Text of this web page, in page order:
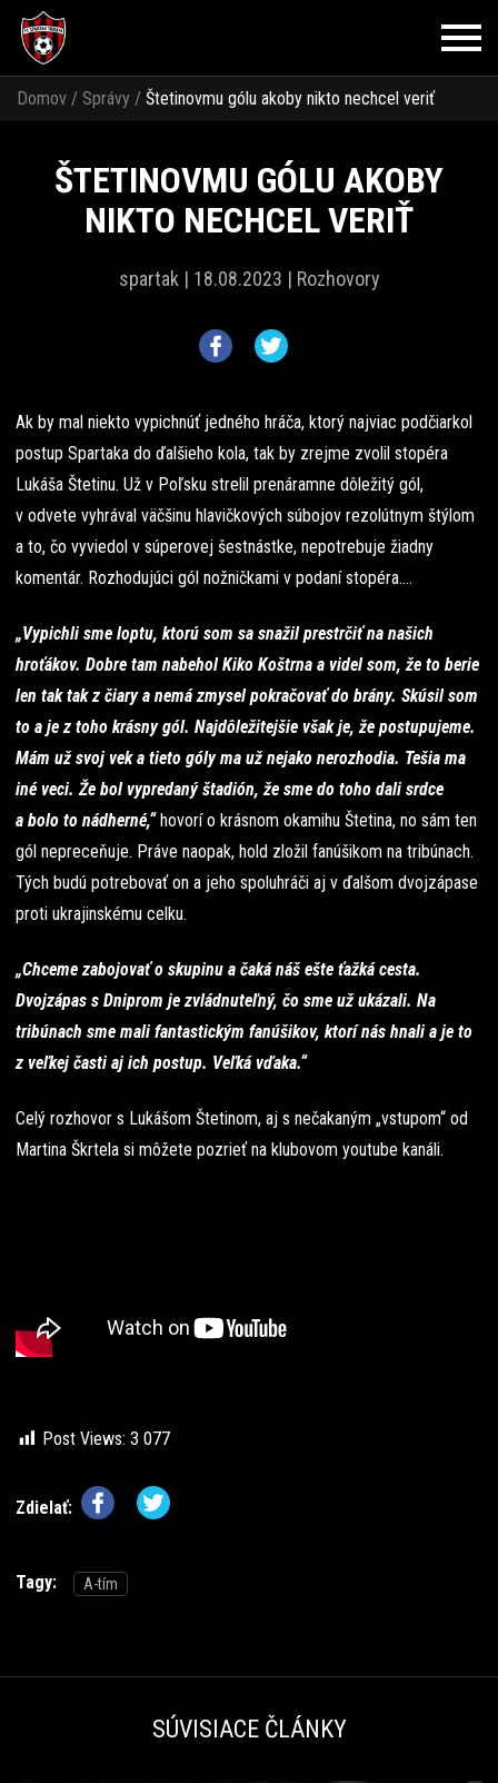
Domov / Správy / Štetinovmu gólu akoby nikto nechcel veriť
ŠTETINOVMU GÓLU AKOBY
NIKTO NECHCEL VERIŤ
spartak | 18.08.2023 | Rozhovory
Ak by mal niekto vypichnúť jedného hráča, ktorý najviac podčiarkol
postup Spartaka do ďalšieho kola, tak by zrejme zvolil stopéra
Lukáša Štetinu. Už v Poľsku strelil prenáramne dôležitý gól,
v odvete vyhrával väčšinu hlavičkových súbojov rezolútnym štýlom
a to, čo vyviedol v súperovej šestnástke, nepotrebuje žiadny
komentár. Rozhodujúci gól nožničkami v podaní stopéra….
„Vypichli sme loptu, ktorú som sa snažil prestrčiť na našich
hroťákov. Dobre tam nabehol Kiko Koštrna a videl som, že to berie
len tak tak z čiary a nemá zmysel pokračovať do brány. Skúsil som
to a je z toho krásny gól. Najdôležitejšie však je, že postupujeme.
Mám už svoj vek a tieto góly ma už nejako nerozhodia. Tešia ma
iné veci. Že bol vypredaný štadión, že sme do toho dali srdce
a bolo to nádherné,“hovorí o krásnom okamihu Štetina, no sám ten
gól nepreceňuje. Práve naopak, hold zložil fanúšikom na tribúnach.
Tých budú potrebovať on a jeho spoluhráči aj v ďalšom dvojzápase
proti ukrajinskému celku.
„Chceme zabojovať o skupinu a čaká náš ešte ťažká cesta.
Dvojzápas s Dniprom je zvládnuteľný, čo sme už ukázali. Na
tribúnach sme mali fantastickým fanúšikov, ktorí nás hnali a je to
z veľkej časti aj ich postup. Veľká vďaka.“
Celý rozhovor s Lukášom Štetinom, aj s nečakaným „vstupom“ od
Martina Škrtela si môžete pozrieť na klubovom youtube kanáli.
Post Views: 3 077
Zdielať:
Tagy: A-tím
SÚVISIACE ČLÁNKY